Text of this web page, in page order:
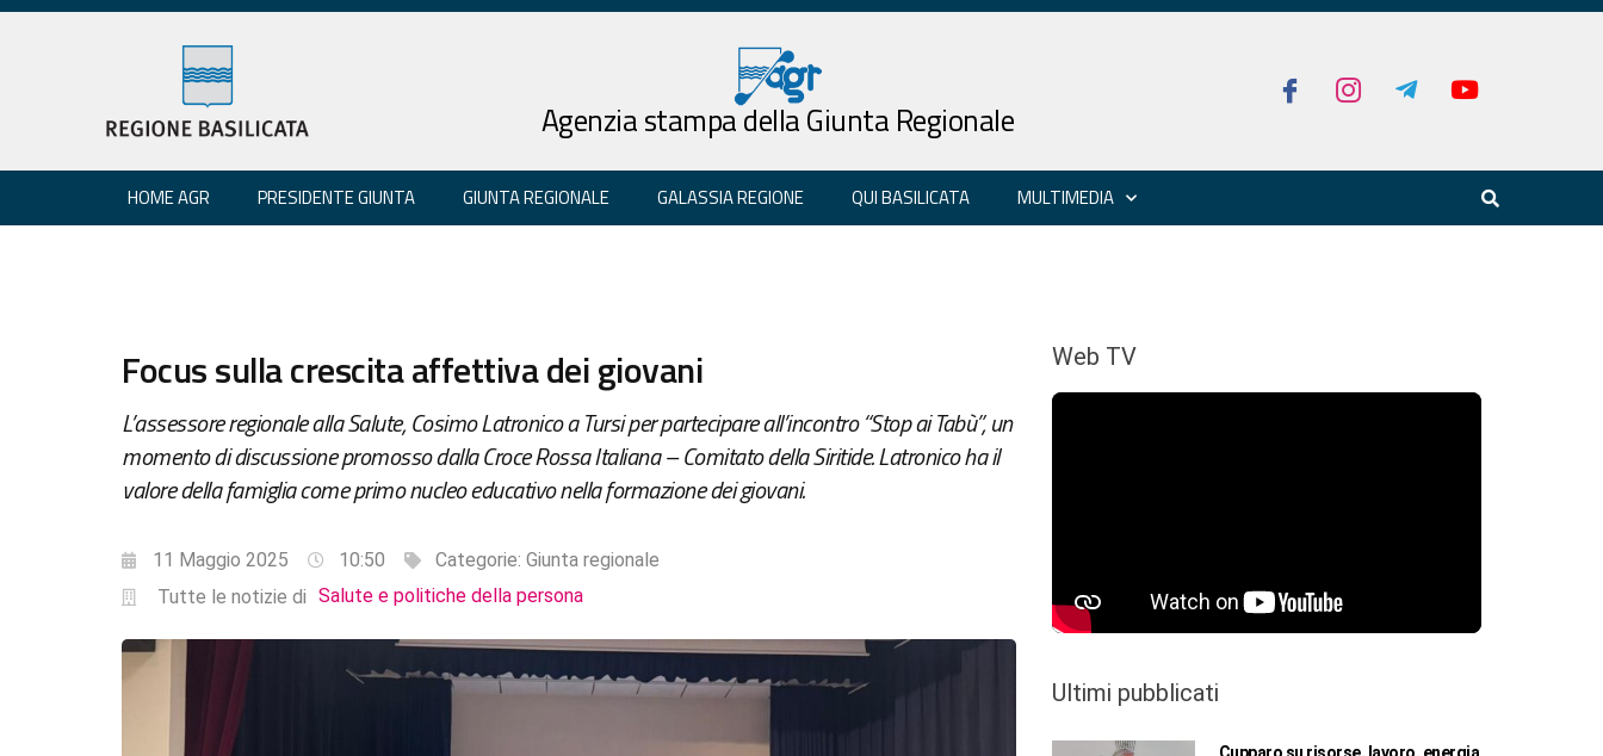
Agenzia stampa della Giunta Regionale
HOME AGR PRESIDENTE GIUNTA GIUNTA REGIONALE GALASSIA REGIONE QUI BASILICATA MULTIMEDIA
Focus sulla crescita affettiva dei giovani
L’assessore regionale alla Salute, Cosimo Latronico a Tursi per partecipare all’incontro “Stop ai Tabù”, un
momento di discussione promosso dalla Croce Rossa Italiana – Comitato della Siritide. Latronico ha il
valore della famiglia come primo nucleo educativo nella formazione dei giovani.
11 Maggio 2025 10:50 Categorie: Giunta regionale
Tutte le notizie di Salute e politiche della persona
Web TV
Ultimi pubblicati